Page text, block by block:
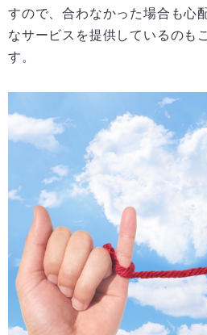
すので、合わなかった場合も心
なサービスを提供しているのも
す。